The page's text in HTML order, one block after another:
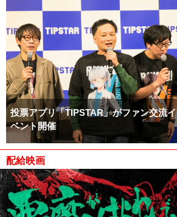
投票アプリ「TIPSTAR」がファン交流イ
ベント開催
配給映画